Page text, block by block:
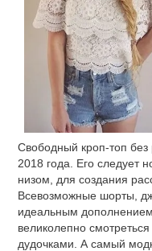
Свободный кроп-топ
2018 года. Его следует
низом, для создания
Всевозможные шорты,
идеальным
великолепно
дудочками. А самый